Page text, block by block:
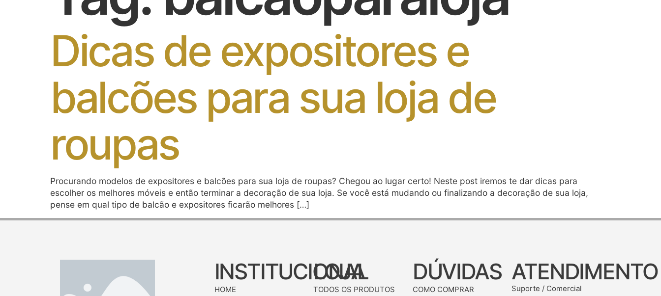
Dicas de expositores e
balcões para sua loja de
roupas
Procurando modelos de expositores e balcões para sua loja de roupas? Chegou ao lugar certo! Neste post iremos te dar dicas para
escolher os melhores móveis e então terminar a decoração de sua loja. Se você está mudando ou finalizando a decoração de sua loja,
pense em qual tipo de balcão e expositores ficarão melhores […]
INSTITUCIONAL
HOME
LOJA
TODOS OS PRODUTOS
DÚVIDAS
COMO COMPRAR
ATENDIMENTO
Suporte / Comercial